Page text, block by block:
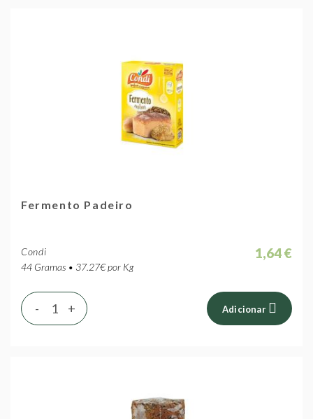
Fermento Padeiro
Condi
44 Gramas • 37.27€ por Kg
1,64 €
+
- Adicionar